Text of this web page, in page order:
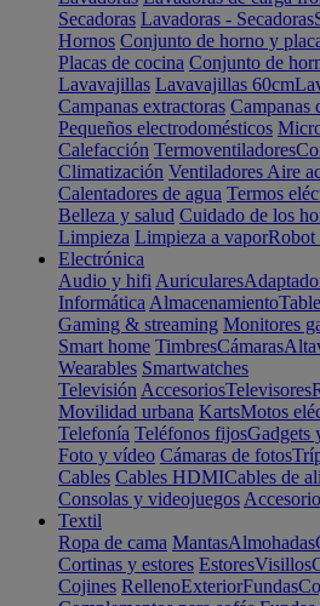
Secadoras Lavadoras - Secadoras
Hornos Conjunto de horno y
Placas de cocina Conjunto de
Lavavajillas Lavavajillas 60cm
Campanas extractoras Campanas
Pequeños electrodomésticos
Calefacción Termoventiladores
Climatización Ventiladores Aire
Calentadores de agua Termos
Belleza y salud Cuidado de los
Limpieza Limpieza a vaporRobot
Electrónica
Audio y hifi Auriculares
Informática Almacenamiento
Gaming & streaming Monitores
Smart home TimbresCámaras
Wearables Smartwatches
Televisión AccesoriosTelevisores
Movilidad urbana KartsMotos
Telefonía Teléfonos fijosGadgets
Foto y vídeo Cámaras de fotos
Cables Cables HDMICables de
Consolas y videojuegos
Textil
Ropa de cama MantasAlmohadas
Cortinas y estores EstoresVisillos
Cojines RellenoExteriorFundas